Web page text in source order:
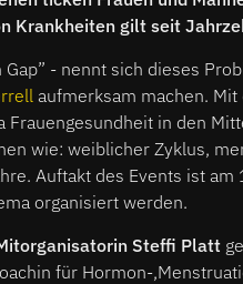
Krankheiten gilt seit
Gap” - nennt sich dieses
aufmerksam machen.
Frauengesundheit in den
wie: weiblicher Zyklus,
Auftakt des Events ist
organisiert werden.
Steffi Platt
für Hormon-